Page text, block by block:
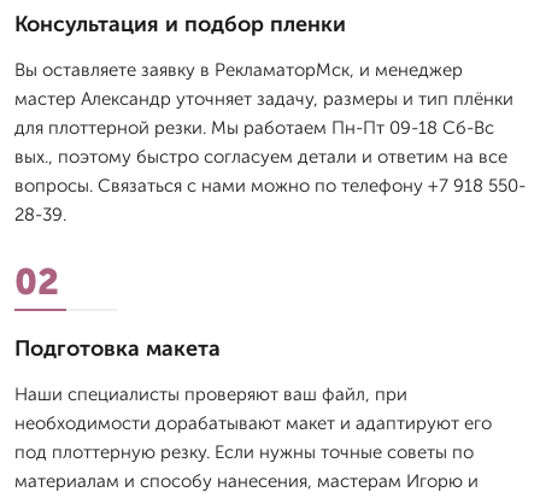
Консультация и подбор пленки
Вы оставляете заявку в РекламаторМск, и менеджер
мастер Александр уточняет задачу, размеры и тип плёнки
для плоттерной резки. Мы работаем Пн-Пт 09-18 Сб-Вс
вых., поэтому быстро согласуем детали и ответим на все
вопросы. Связаться с нами можно по телефону +7 918 550-
28-39.
02
Подготовка макета
Наши специалисты проверяют ваш файл, при
необходимости дорабатывают макет и адаптируют его
под плоттерную резку. Если нужны точные советы по
материалам и способу нанесения, мастерам Игорю и